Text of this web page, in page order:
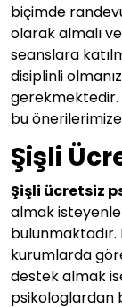
biçimde
olarak almalı
seanslara
disiplinli
gerekmektedir.
bu
Şişli
Şişli ücretsiz
almak
kurumlarda
destek almak
psikologlardan